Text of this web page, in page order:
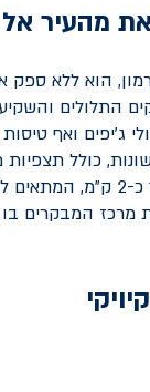
מהעיר
הוא ללא
התלולים
ג'יפים ואף
שונות, כולל
שביל הר אבנון: מסלול
המבקרים בו